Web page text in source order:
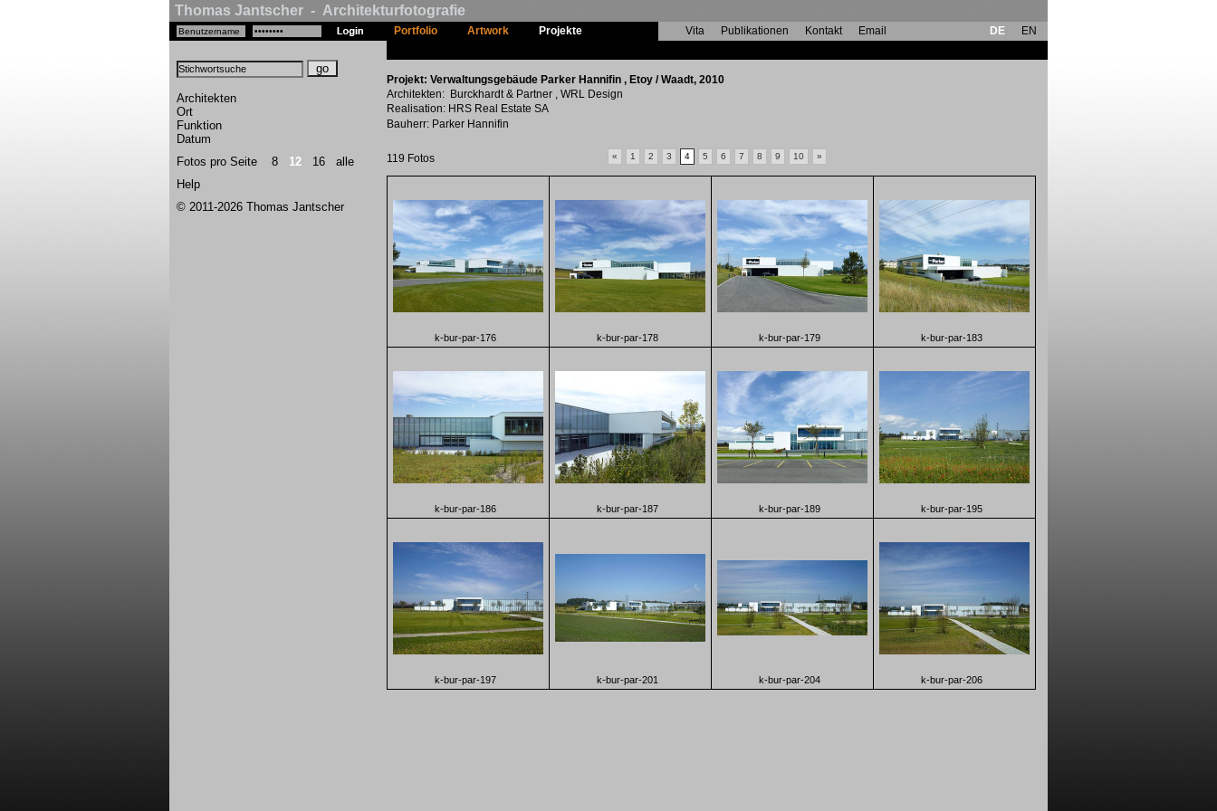
Thomas Jantscher - Architekturfotografie
Architekten
Ort
Funktion
Datum
Fotos pro Seite 8 12 16
alle
Help
© 2011-2026 Thomas Jantscher
Portfolio Artwork Projekte Vita Publikationen Kontakt Email DE
EN
Projekt: Verwaltungsgebäude Parker Hannifin , Etoy / Waadt, 2010
Architekten: Burckhardt & Partner , WRL Design
Realisation: HRS Real Estate SA
Bauherr: Parker Hannifin
119 Fotos « 1 2 3 4 5 6 7 8 9 10 »
k-bur-par-176 k-bur-par-178 k-bur-par-179 k-bur-par-183
k-bur-par-186 k-bur-par-187 k-bur-par-189 k-bur-par-195
k-bur-par-197 k-bur-par-201 k-bur-par-204 k-bur-par-206